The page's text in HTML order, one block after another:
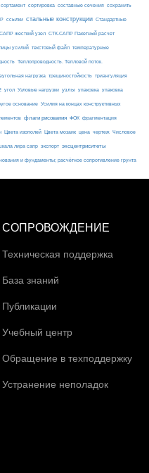
сортамент сортировка составные сечения сохранить
ссылки стальные конструкции Стандартные
жесткий узел СТК-САПР Пакетный расчет
усилий текстовый файл температурные
Теплопроводность. Тепловой поток.
нагрузка трещиностойкость триангуляция
угол Узловые нагрузки узлы упаковка упаковка
основание Усилия на концах конструктивных
флаги рисования ФОК фрагментация
Цвета изополей Цвета мозаик цена чертеж Числовое
лира сапр экспорт эксцентриситеты
и фундаменты; расчётное сопротивление грунта
СОПРОВОЖДЕНИЕ
Техническая поддержка
База знаний
Публикации
Учебный центр
Обращение в техподдержку
Устранение неполадок